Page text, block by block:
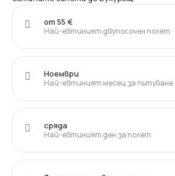
Най-евтиният двупосочен полет
от 55 €
Най-евтиният месец за пътуване
Ноември
Най-евтиният ден за полет
сряда